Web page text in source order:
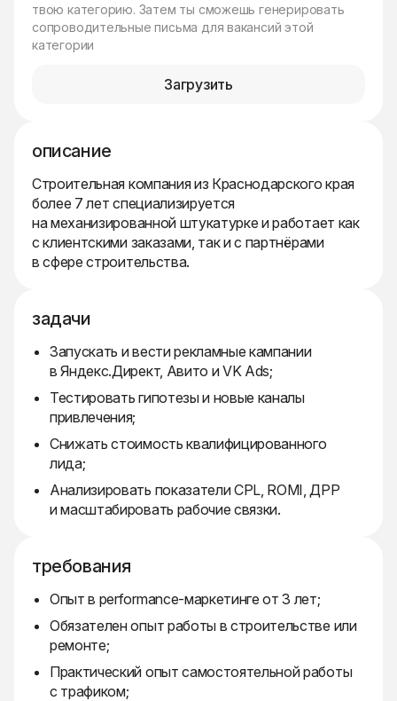
твою категорию. Затем ты сможешь генерировать
сопроводительные письма для вакансий этой
категории
Загрузить
описание
Строительная компания из Краснодарского края
более 7 лет специализируется
на механизированной штукатурке и работает как
с клиентскими заказами, так и с партнёрами
в сфере строительства.
задачи
Запускать и вести рекламные кампании
в Яндекс.Директ, Авито и VK Ads;
Тестировать гипотезы и новые каналы
привлечения;
Снижать стоимость квалифицированного
лида;
Анализировать показатели CPL, ROMI, ДРР
и масштабировать рабочие связки.
требования
Опыт в performance-маркетинге от 3 лет;
Обязателен опыт работы в строительстве или
ремонте;
Практический опыт самостоятельной работы
с трафиком;